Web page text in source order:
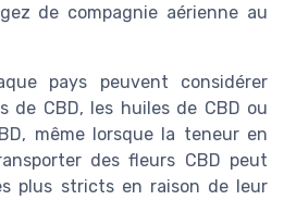
de compagnie aérienne au
pays peuvent considérer
de CBD, les huiles de CBD ou
même lorsque la teneur en
des fleurs CBD peut
plus stricts en raison de leur